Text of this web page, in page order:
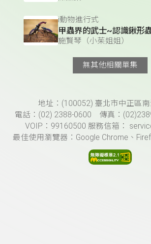
i動物進行式
甲蟲界的武士~認識鍬形
施賢琴（小茱姐姐）
無其他相關單集
頁尾資訊地址：(100052) 臺北市中正區
電話：(02) 2388-0600 傳真：
VOIP：99160500 服務信箱：
最佳使用瀏覽器：Google Chrome、